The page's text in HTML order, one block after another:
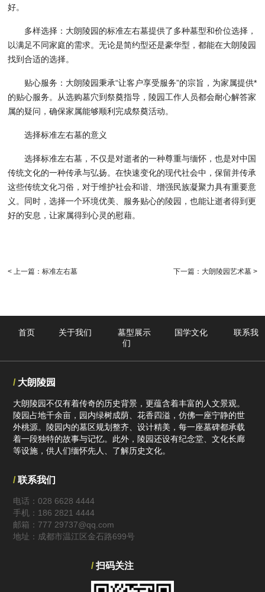
好。
多样选择：大朗陵园的标准左右墓提供了多种墓型和价位选择，
以满足不同家庭的需求。无论是简约型还是豪华型，都能在大朗陵园
找到合适的选择。
贴心服务：大朗陵园秉承“让客户享受服务”的宗旨，为家属提供*
的贴心服务。从选购墓穴到祭奠指导，陵园工作人员都会耐心解答家
属的疑问，确保家属能够顺利完成祭奠活动。
选择标准左右墓的意义
选择标准左右墓，不仅是对逝者的一种尊重与缅怀，也是对中国
传统文化的一种传承与弘扬。在快速变化的现代社会中，保留并传承
这些传统文化习俗，对于维护社会和谐、增强民族凝聚力具有重要意
义。同时，选择一个环境优美、服务贴心的陵园，也能让逝者得到更
好的安息，让家属得到心灵的慰藉。
< 上一篇：标准左右墓 下一篇：大朗陵园艺术墓 >
首页 关于我们 墓型展示 国学文化
联系我
们
/ 大朗陵园
大朗陵园不仅有着传奇的历史背景，更蕴含着丰富的人文景观。
陵园占地千余亩，园内绿树成荫、花香四溢，仿佛一座宁静的世
外桃源。陵园内的墓区规划整齐、设计精美，每一座墓碑都承载
着一段独特的故事与记忆。此外，陵园还设有纪念堂、文化长廊
等设施，供人们缅怀先人、了解历史文化。
/ 联系我们
电话：028 6628 4444
手机：186 2821 4444
邮箱：777 29737@qq.com
地址：成都市温江区金石路699号
/扫码关注